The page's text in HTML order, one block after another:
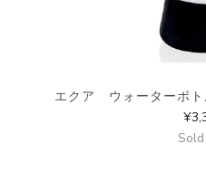
エクア ウォーターボ